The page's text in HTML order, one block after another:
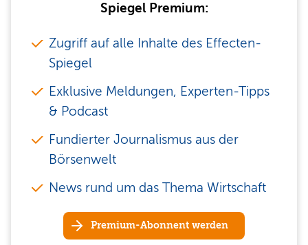
Spiegel Premium:
Zugriff auf alle Inhalte des Effecten-
Spiegel
Exklusive Meldungen, Experten-Tipps
& Podcast
Fundierter Journalismus aus der
Börsenwelt
News rund um das Thema Wirtschaft
Premium-Abonnent werden